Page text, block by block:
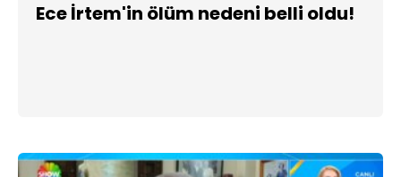
Ece İrtem'in ölüm nedeni belli oldu!